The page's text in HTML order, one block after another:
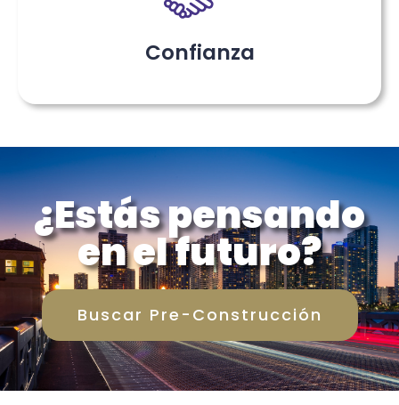
Confianza
¿Estás pensando
en el futuro?
Buscar Pre-Construcción